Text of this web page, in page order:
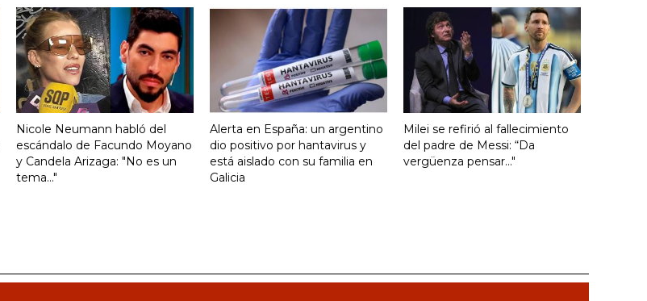
Nicole Neumann habló del
escándalo de Facundo Moyano
y Candela Arizaga: "No es un
tema..."
Alerta en España: un argentino
dio positivo por hantavirus y
está aislado con su familia en
Galicia
Milei se refirió al fallecimiento
del padre de Messi: “Da
vergüenza pensar..."